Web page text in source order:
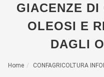
GIACENZE DI
OLEOSI E
DAGLI
Home CONFAGRICOLTURA